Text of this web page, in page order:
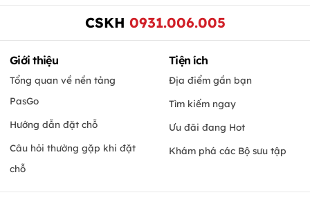
CSKH 0931.006.005
Giới thiệu
Tổng quan về nền tảng
PasGo
Hướng dẫn đặt chỗ
Câu hỏi thường gặp khi đặt
chỗ
Tiện ích
Địa điểm gần bạn
Tìm kiếm ngay
Ưu đãi đang Hot
Khám phá các Bộ sưu tập